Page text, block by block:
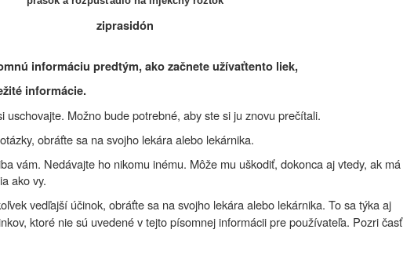
ziprasidón
informáciu predtým, ako začnete užívaťtento liek,
informácie.
uschovajte. Možno bude potrebné, aby ste si ju znovu prečítali.
obráťte sa na svojho lekára alebo lekárnika.
vám. Nedávajte ho nikomu inému. Môže mu uškodiť, dokonca aj vtedy, ak má
ako vy.
vedľajší účinok, obráťte sa na svojho lekára alebo lekárnika. To sa týka aj
ktoré nie sú uvedené v tejto písomnej informácii pre používateľa. Pozri časť